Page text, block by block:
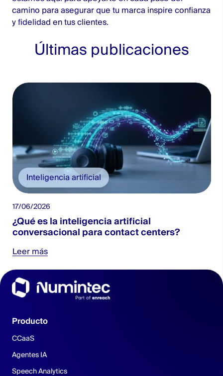
camino para asegurar que tu marca inspire confianza
y fidelidad en tus clientes.
Últimas publicaciones
Inteligencia artificial
17/06/2026
¿Qué es la inteligencia artificial
conversacional para contact centers?
Leer más
Producto
CCaaS
Agentes IA
Speech Analytics